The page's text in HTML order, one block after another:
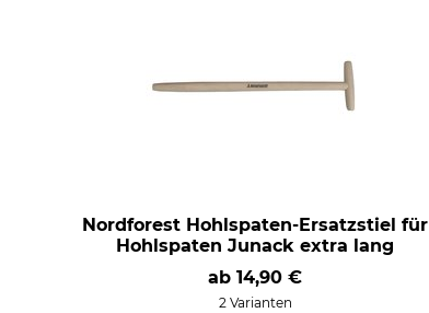
Nordforest Hohlspaten-Ersatzstiel für
Hohlspaten Junack extra lang
ab14,90 €
2 Varianten